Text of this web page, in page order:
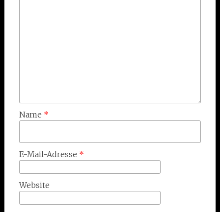
Name *
E-Mail-Adresse *
Website